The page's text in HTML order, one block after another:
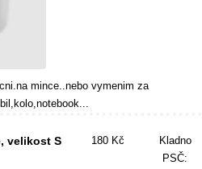
mince..nebo vymenim za
velikost S 180 Kč
Kladno
PSČ: